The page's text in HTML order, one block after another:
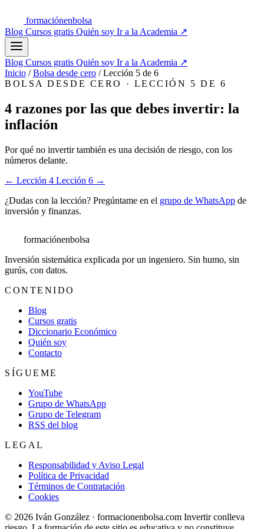
formaciónenbolsa
Blog Cursos gratis Quién soy Ir a la Academia ↗
Blog Cursos gratis Quién soy Ir a la Academia ↗
Inicio / Bolsa desde cero / Lección 5 de 6
BOLSA DESDE CERO · LECCIÓN 5 DE 6
4 razones por las que debes invertir: la
inflación
Por qué no invertir también es una decisión de riesgo, con los
números delante.
← Lección 4 Lección 6 →
¿Dudas con la lección? Pregúntame en el grupo de WhatsApp de
inversión y finanzas.
formaciónenbolsa
Inversión sistemática explicada por un ingeniero. Sin humo, sin
gurús, con datos.
CONTENIDO
Blog
Cursos gratis
Diccionario Económico
Quién soy
Contacto
SÍGUEME
YouTube
Grupo de WhatsApp
Grupo de Telegram
RSS del blog
LEGAL
Responsabilidad y Aviso Legal
Política de Privacidad
Términos de Contratación
Cookies
© 2026 Iván González · formacionenbolsa.com Invertir conlleva